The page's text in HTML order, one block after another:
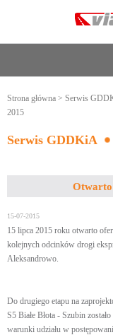
Strona główna > Serwis
2015
Serwis GDDKiA
Otwarto
15-07-2015
15 lipca 2015 roku otwarto
kolejnych odcinków drogi
Aleksandrowo.
Do drugiego etapu na
S5 Białe Błota - Szubin
warunki udziału w